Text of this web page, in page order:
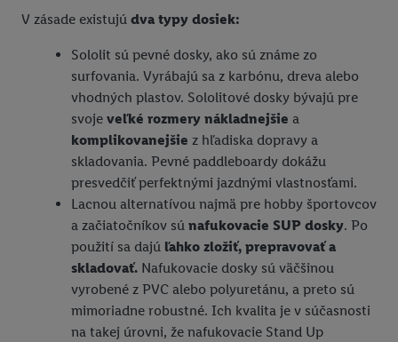
V zásade existujú dva typy dosiek:
Sololit sú pevné dosky, ako sú známe zo
surfovania. Vyrábajú sa z karbónu, dreva alebo
vhodných plastov. Sololitové dosky bývajú pre
svoje veľké rozmery nákladnejšie a
komplikovanejšie z hľadiska dopravy a
skladovania. Pevné paddleboardy dokážu
presvedčiť perfektnými jazdnými vlastnosťami.
Lacnou alternatívou najmä pre hobby športovcov
a začiatočníkov sú nafukovacie SUP dosky. Po
použití sa dajú ľahko zložiť, prepravovať a
skladovať. Nafukovacie dosky sú väčšinou
vyrobené z PVC alebo polyuretánu, a preto sú
mimoriadne robustné. Ich kvalita je v súčasnosti
na takej úrovni, že nafukovacie Stand Up